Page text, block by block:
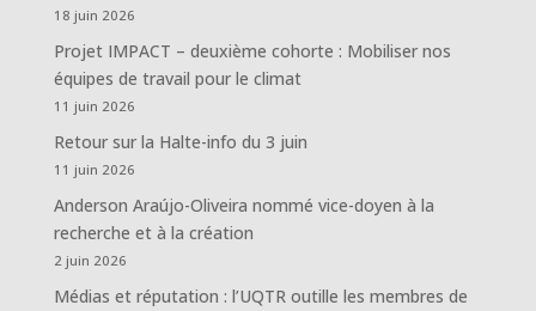
18 juin 2026
Projet IMPACT – deuxième cohorte : Mobiliser nos
équipes de travail pour le climat
11 juin 2026
Retour sur la Halte-info du 3 juin
11 juin 2026
Anderson Araújo-Oliveira nommé vice-doyen à la
recherche et à la création
2 juin 2026
Médias et réputation : l’UQTR outille les membres de